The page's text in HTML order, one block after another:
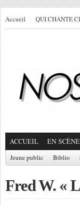
Accueil QUI CHANTE
ACCUEIL EN SCÈNE
Jeune public Biblio
Fred W. «